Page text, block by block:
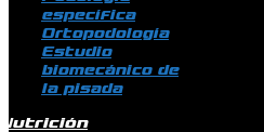
específica
Ortopodología
Estudio
biomecánico de
la pisada